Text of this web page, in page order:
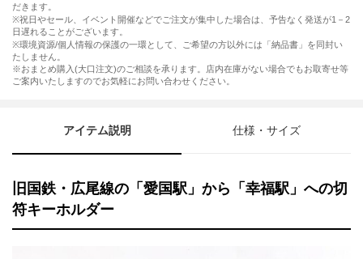
だきます。
※祝日やセール、イベント開催などでご注文が集中した場合は、予告なく発送が1－2
日遅れることがございます。
※環境資源/個人情報の保護の一環として、ご希望の方以外には「納品書」を同封い
たしません。
※おまとめ購入(大口注文)のご相談を承ります。店内在庫がない場合でもお取寄せ等
ご案内いたしますのでお気軽にお問い合わせください。
アイテム説明 仕様・サイズ
旧国鉄・広尾線の「愛国駅」から「幸福駅」への切
符キーホルダー